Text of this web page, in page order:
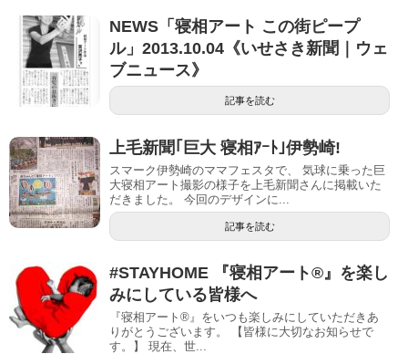
NEWS「寝相アート この街ピープ
ル」2013.10.04《いせさき新聞｜ウェ
ブニュース》
記事を読む
上毛新聞｢巨大 寝相ｱｰﾄ｣伊勢崎!
スマーク伊勢崎のママフェスタで、 気球に乗った巨
大寝相アート撮影の様子を上毛新聞さんに掲載いた
だきました。 今回のデザインに...
記事を読む
#STAYHOME 『寝相アート®』を楽し
みにしている皆様へ
『寝相アート®』をいつも楽しみにしていただきあ
りがとうございます。 【皆様に大切なお知らせで
す。】 現在、世...